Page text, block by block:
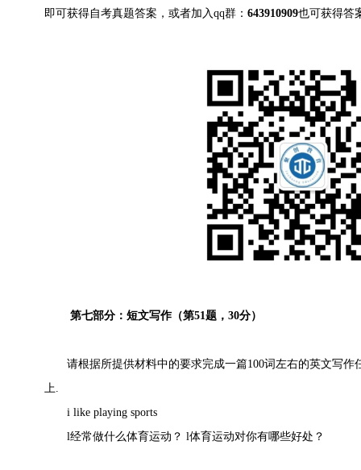
即可获得自考真题答案， 或者加入qq群： 643910909也可获得答
第七部分：短文写作（第51题，30分）
请根据所提供材料中的要求完成一篇100词左右的英文写作
上.
i like playing sports
l经常做什么体育运动？ l体育运动对你有哪些好处？